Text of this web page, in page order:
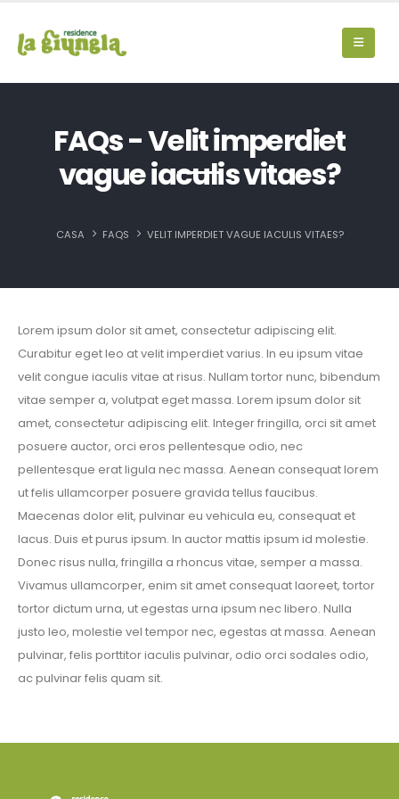
FAQs - Velit imperdiet
vague iaculis vitaes?
CASA FAQS VELIT IMPERDIET VAGUE IACULIS VITAES?
Lorem ipsum dolor sit amet, consectetur adipiscing elit.
Curabitur eget leo at velit imperdiet varius. In eu ipsum vitae
velit congue iaculis vitae at risus. Nullam tortor nunc, bibendum
vitae semper a, volutpat eget massa. Lorem ipsum dolor sit
amet, consectetur adipiscing elit. Integer fringilla, orci sit amet
posuere auctor, orci eros pellentesque odio, nec
pellentesque erat ligula nec massa. Aenean consequat lorem
ut felis ullamcorper posuere gravida tellus faucibus.
Maecenas dolor elit, pulvinar eu vehicula eu, consequat et
lacus. Duis et purus ipsum. In auctor mattis ipsum id molestie.
Donec risus nulla, fringilla a rhoncus vitae, semper a massa.
Vivamus ullamcorper, enim sit amet consequat laoreet, tortor
tortor dictum urna, ut egestas urna ipsum nec libero. Nulla
justo leo, molestie vel tempor nec, egestas at massa. Aenean
pulvinar, felis porttitor iaculis pulvinar, odio orci sodales odio,
ac pulvinar felis quam sit.